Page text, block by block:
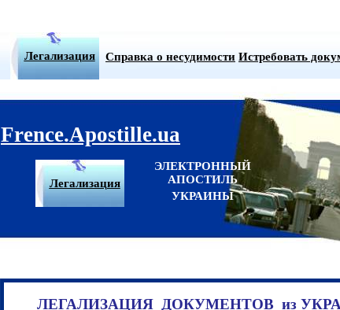
Легализация Справка о несудимости Истребовать
Frence.Apostille.ua
Легализация
ЭЛЕКТРОННЫЙ
АПОСТИЛЬ
УКРАИНЫ
ЛЕГАЛИЗАЦИЯ ДОКУМЕНТОВ из